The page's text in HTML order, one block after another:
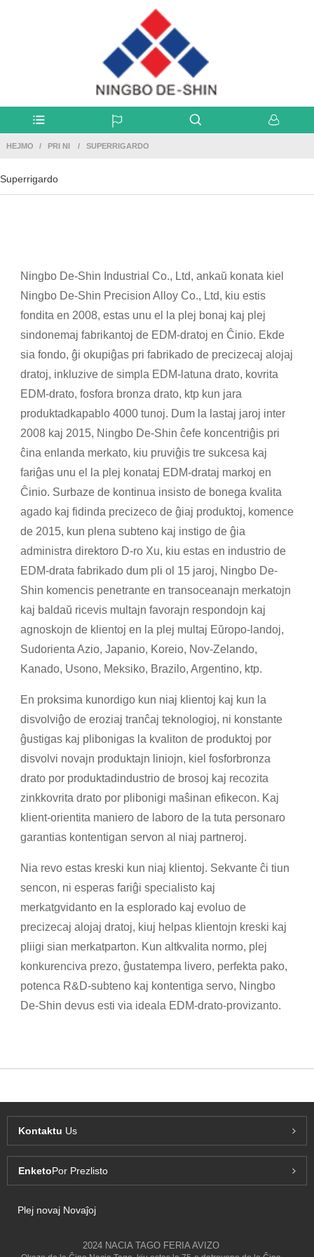
HEJMO PRI NI SUPERRIGARDO
Superrigardo
Ningbo De-Shin Industrial Co., Ltd, ankaŭ konata kiel
Ningbo De-Shin Precision Alloy Co., Ltd, kiu estis
fondita en 2008, estas unu el la plej bonaj kaj plej
sindonemaj fabrikantoj de EDM-dratoj en Ĉinio. Ekde
sia fondo, ĝi okupiĝas pri fabrikado de precizecaj alojaj
dratoj, inkluzive de simpla EDM-latuna drato, kovrita
EDM-drato, fosfora bronza drato, ktp kun jara
produktadkapablo 4000 tunoj. Dum la lastaj jaroj inter
2008 kaj 2015, Ningbo De-Shin ĉefe koncentriĝis pri
ĉina enlanda merkato, kiu pruviĝis tre sukcesa kaj
fariĝas unu el la plej konataj EDM-drataj markoj en
Ĉinio. Surbaze de kontinua insisto de bonega kvalita
agado kaj fidinda precizeco de ĝiaj produktoj, komence
de 2015, kun plena subteno kaj instigo de ĝia
administra direktoro D-ro Xu, kiu estas en industrio de
EDM-drata fabrikado dum pli ol 15 jaroj, Ningbo De-
Shin komencis penetrante en transoceanajn merkatojn
kaj baldaŭ ricevis multajn favorajn respondojn kaj
agnoskojn de klientoj en la plej multaj Eŭropo-landoj,
Sudorienta Azio, Japanio, Koreio, Nov-Zelando,
Kanado, Usono, Meksiko, Brazilo, Argentino, ktp.
En proksima kunordigo kun niaj klientoj kaj kun la
disvolviĝo de eroziaj tranĉaj teknologioj, ni konstante
ĝustigas kaj plibonigas la kvaliton de produktoj por
disvolvi novajn produktajn liniojn, kiel fosforbronza
drato por produktadindustrio de brosoj kaj recozita
zinkkovrita drato por plibonigi maŝinan efikecon. Kaj
klient-orientita maniero de laboro de la tuta personaro
garantias kontentigan servon al niaj partneroj.
Nia revo estas kreski kun niaj klientoj. Sekvante ĉi tiun
sencon, ni esperas fariĝi specialisto kaj
merkatgvidanto en la esplorado kaj evoluo de
precizecaj alojaj dratoj, kiuj helpas klientojn kreski kaj
pliigi sian merkatparton. Kun altkvalita normo, plej
konkurenciva prezo, ĝustatempa livero, perfekta pako,
potenca R&D-subteno kaj kontentiga servo, Ningbo
De-Shin devus esti via ideala EDM-drato-provizanto.
Kontaktu Us
EnketoPor Prezlisto
Plej novaj Novaĵoj
2024 NACIA TAGO FERIA AVIZO